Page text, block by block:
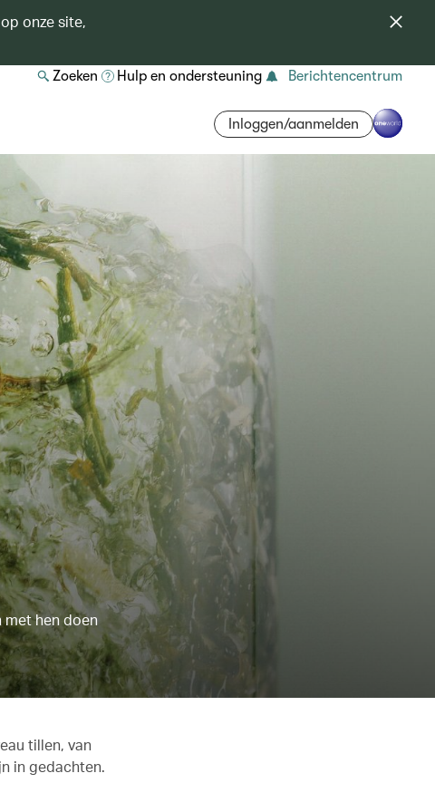
onze site,
Zoeken Hulp en ondersteuning Berichtencentrum
Inloggen/aanmelden
met hen doen
tillen, van
in gedachten.